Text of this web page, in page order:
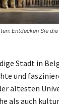
Entdecken Sie
Stadt in
und
ältesten
als auch